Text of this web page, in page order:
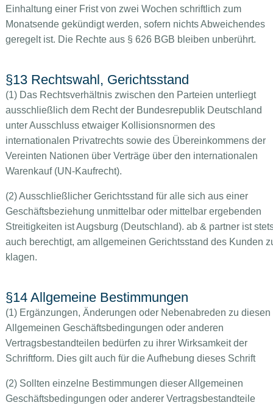
Einhaltung einer Frist von zwei Wochen schriftlich zum
Monatsende gekündigt werden, sofern nichts Abweichendes
geregelt ist. Die Rechte aus § 626 BGB bleiben unberührt.
§13 Rechtswahl, Gerichtsstand
(1) Das Rechtsverhältnis zwischen den Parteien unterliegt
ausschließlich dem Recht der Bundesrepublik Deutschland
unter Ausschluss etwaiger Kollisionsnormen des
internationalen Privatrechts sowie des Übereinkommens der
Vereinten Nationen über Verträge über den internationalen
Warenkauf (UN-Kaufrecht).
(2) Ausschließlicher Gerichtsstand für alle sich aus einer
Geschäftsbeziehung unmittelbar oder mittelbar ergebenden
Streitigkeiten ist Augsburg (Deutschland). ab & partner ist
auch berechtigt, am allgemeinen Gerichtsstand des Kunden
klagen.
§14 Allgemeine Bestimmungen
(1) Ergänzungen, Änderungen oder Nebenabreden zu diesen
Allgemeinen Geschäftsbedingungen oder anderen
Vertragsbestandteilen bedürfen zu ihrer Wirksamkeit der
Schriftform. Dies gilt auch für die Aufhebung dieses Schrift
(2) Sollten einzelne Bestimmungen dieser Allgemeinen
Geschäftsbedingungen oder anderer Vertragsbestandteile